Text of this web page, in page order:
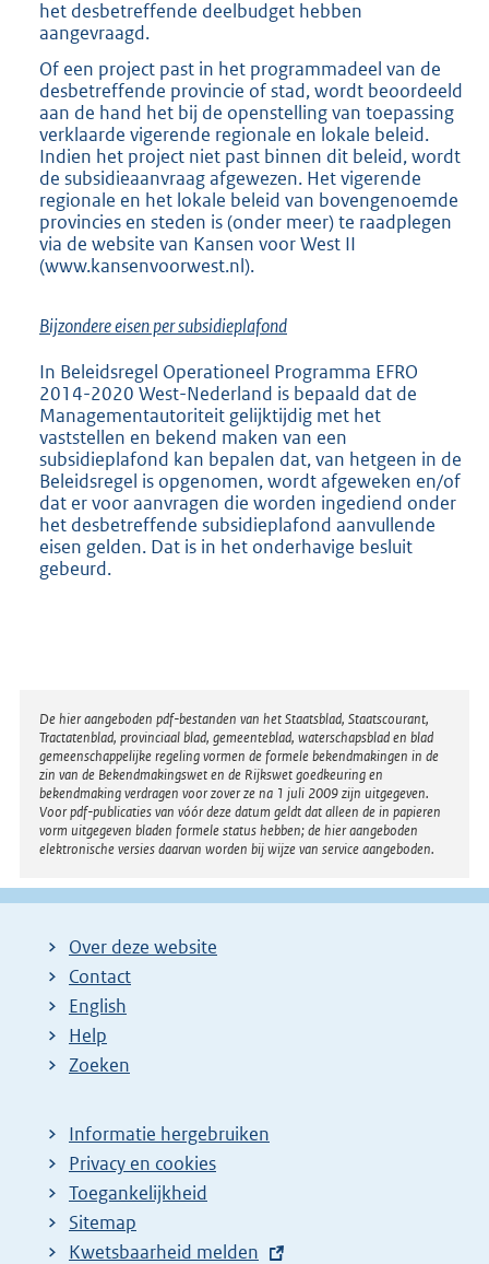
het desbetreffende deelbudget hebben
aangevraagd.
Of een project past in het programmadeel van de
desbetreffende provincie of stad, wordt beoordeeld
aan de hand het bij de openstelling van toepassing
verklaarde vigerende regionale en lokale beleid.
Indien het project niet past binnen dit beleid, wordt
de subsidieaanvraag afgewezen. Het vigerende
regionale en het lokale beleid van bovengenoemde
provincies en steden is (onder meer) te raadplegen
via de website van Kansen voor West II
(www.kansenvoorwest.nl).
Bijzondere eisen per subsidieplafond
In Beleidsregel Operationeel Programma EFRO
2014-2020 West-Nederland is bepaald dat de
Managementautoriteit gelijktijdig met het
vaststellen en bekend maken van een
subsidieplafond kan bepalen dat, van hetgeen in de
Beleidsregel is opgenomen, wordt afgeweken en/of
dat er voor aanvragen die worden ingediend onder
het desbetreffende subsidieplafond aanvullende
eisen gelden. Dat is in het onderhavige besluit
gebeurd.
Disclaimer
De hier aangeboden pdf-bestanden van het Staatsblad, Staatscourant,
Tractatenblad, provinciaal blad, gemeenteblad, waterschapsblad en blad
gemeenschappelijke regeling vormen de formele bekendmakingen in de
zin van de Bekendmakingswet en de Rijkswet goedkeuring en
bekendmaking verdragen voor zover ze na 1 juli 2009 zijn uitgegeven.
Voor pdf-publicaties van vóór deze datum geldt dat alleen de in papieren
vorm uitgegeven bladen formele status hebben; de hier aangeboden
elektronische versies daarvan worden bij wijze van service aangeboden.
Over deze website
Contact
English
Help
Zoeken
Informatie hergebruiken
Privacy en cookies
Toegankelijkheid
Sitemap
E
Kwetsbaarheid melden